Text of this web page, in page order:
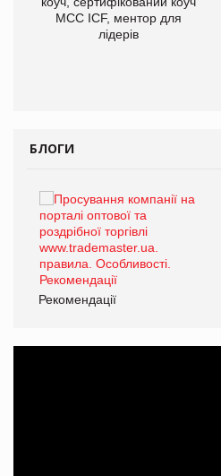
МСС ICF, ментор для
лідерів
БЛОГИ
Рекомендації